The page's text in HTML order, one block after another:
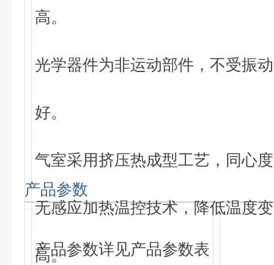
高。
光学器件为非运动部件，不受振
好。
气室采用挤压热成型工艺，同心
无感应加热温控技术，降低温度
高。
产品参数
产品参数详见产品参数表